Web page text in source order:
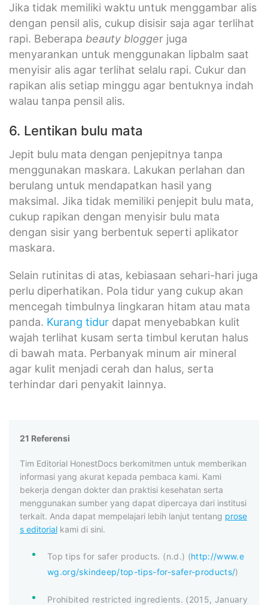
Jika tidak memiliki waktu untuk menggambar alis
dengan pensil alis, cukup disisir saja agar terlihat
rapi. Beberapa beauty blogger juga
menyarankan untuk menggunakan lipbalm saat
menyisir alis agar terlihat selalu rapi. Cukur dan
rapikan alis setiap minggu agar bentuknya indah
walau tanpa pensil alis.
6. Lentikan bulu mata
Jepit bulu mata dengan penjepitnya tanpa
menggunakan maskara. Lakukan perlahan dan
berulang untuk mendapatkan hasil yang
maksimal. Jika tidak memiliki penjepit bulu mata,
cukup rapikan dengan menyisir bulu mata
dengan sisir yang berbentuk seperti aplikator
maskara.
Selain rutinitas di atas, kebiasaan sehari-hari juga
perlu diperhatikan. Pola tidur yang cukup akan
mencegah timbulnya lingkaran hitam atau mata
panda. Kurang tidur dapat menyebabkan kulit
wajah terlihat kusam serta timbul kerutan halus
di bawah mata. Perbanyak minum air mineral
agar kulit menjadi cerah dan halus, serta
terhindar dari penyakit lainnya.
21 Referensi
Tim Editorial HonestDocs berkomitmen untuk memberikan
informasi yang akurat kepada pembaca kami. Kami
bekerja dengan dokter dan praktisi kesehatan serta
menggunakan sumber yang dapat dipercaya dari institusi
terkait. Anda dapat mempelajari lebih lanjut tentang prose
s editorial kami di sini.
Top tips for safer products. (n.d.) (http://www.e
wg.org/skindeep/top-tips-for-safer-products/)
Prohibited restricted ingredients. (2015, January